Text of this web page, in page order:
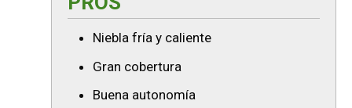
Niebla fría y caliente
Gran cobertura
Buena autonomía